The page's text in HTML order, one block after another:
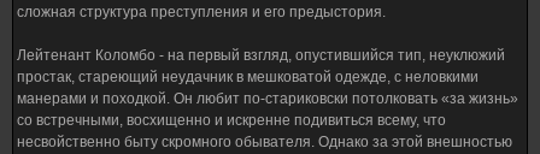
сложная структура преступления и его предыстория.
Лейтенант Коломбо - на первый взгляд, опустившийся тип, неуклюжий
простак, стареющий неудачник в мешковатой одежде, с неловкими
манерами и походкой. Он любит по-стариковски потолковать «за жизнь»
со встречными, восхищенно и искренне подивиться всему, что
несвойственно быту скромного обывателя. Однако за этой внешностью